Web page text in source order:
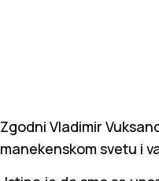
Zgodni Vladimir
manekenskom svetu i